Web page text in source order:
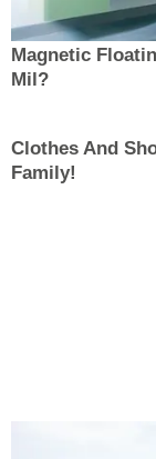
Magnetic
Mil?
Clothes And
Family!